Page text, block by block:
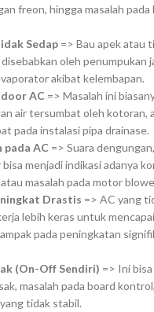
freon, hingga masalah pada
Sedap => Bau apek atau
oleh penumpukan
akibat kelembapan.
AC => Masalah ini
air tersumbat oleh kotoran,
pada instalasi pipa drainase.
pada AC => Suara
menjadi indikasi adanya
masalah pada motor
Drastis => AC yang
lebih keras untuk
pada peningkatan
(On-Off Sendiri) => Ini
masalah pada board
tidak stabil.